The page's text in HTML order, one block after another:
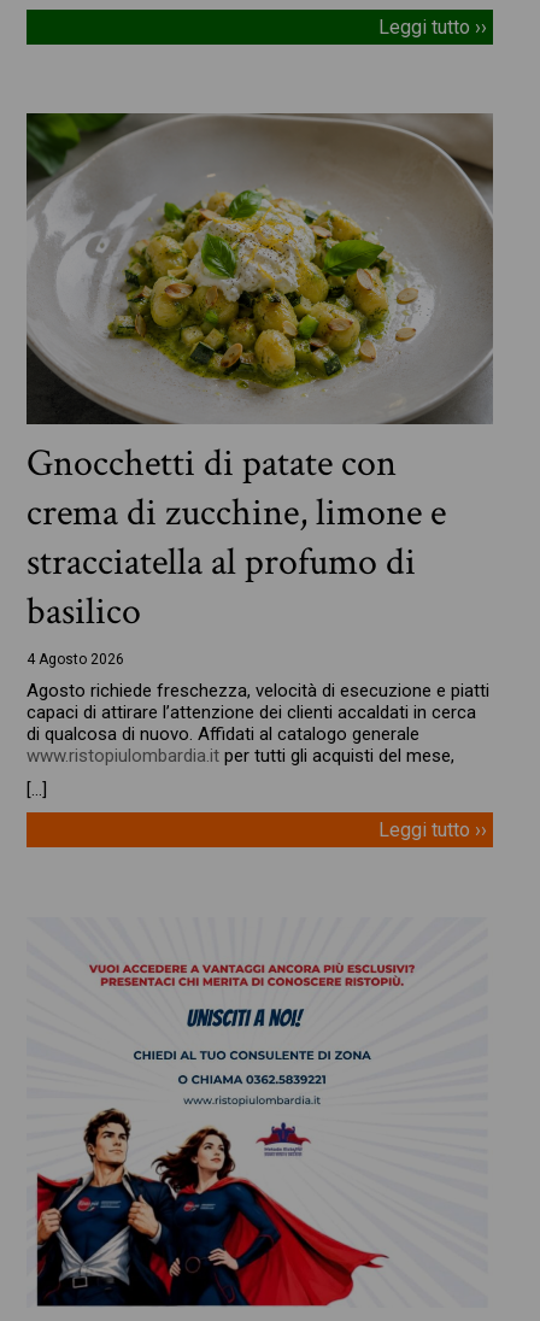
Leggi tutto ››
Gnocchetti di patate con
crema di zucchine, limone e
stracciatella al profumo di
basilico
4 Agosto 2026
Agosto richiede freschezza, velocità di esecuzione e piatti
capaci di attirare l’attenzione dei clienti accaldati in cerca
di qualcosa di nuovo. Affidati al catalogo generale
www.ristopiulombardia.itper tutti gli acquisti del mese,
[…]
Leggi tutto ››